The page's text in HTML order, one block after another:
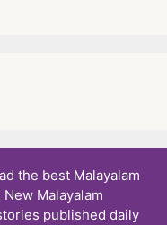
the best Malayalam
Malayalam
published daily